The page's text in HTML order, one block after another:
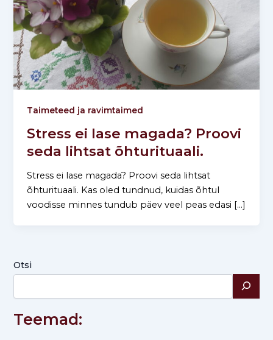
Taimeteed ja ravimtaimed
Stress ei lase magada? Proovi
seda lihtsat õhturituaali.
Stress ei lase magada? Proovi seda lihtsat
õhturituaali. Kas oled tundnud, kuidas õhtul
voodisse minnes tundub päev veel peas edasi […]
Otsi
Teemad: